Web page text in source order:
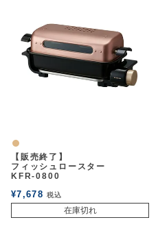
ナチュラル
【販売終了】
フィッシュロースター
KFR-0800
¥7,678 税込
在庫切れ